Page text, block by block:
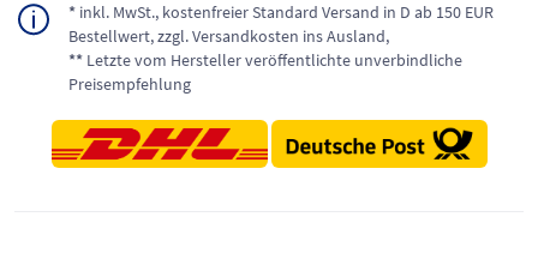
* inkl. MwSt., kostenfreier Standard Versand in D ab 150 EUR
Bestellwert, zzgl. Versandkosten ins Ausland,
** Letzte vom Hersteller veröffentlichte unverbindliche
Preisempfehlung